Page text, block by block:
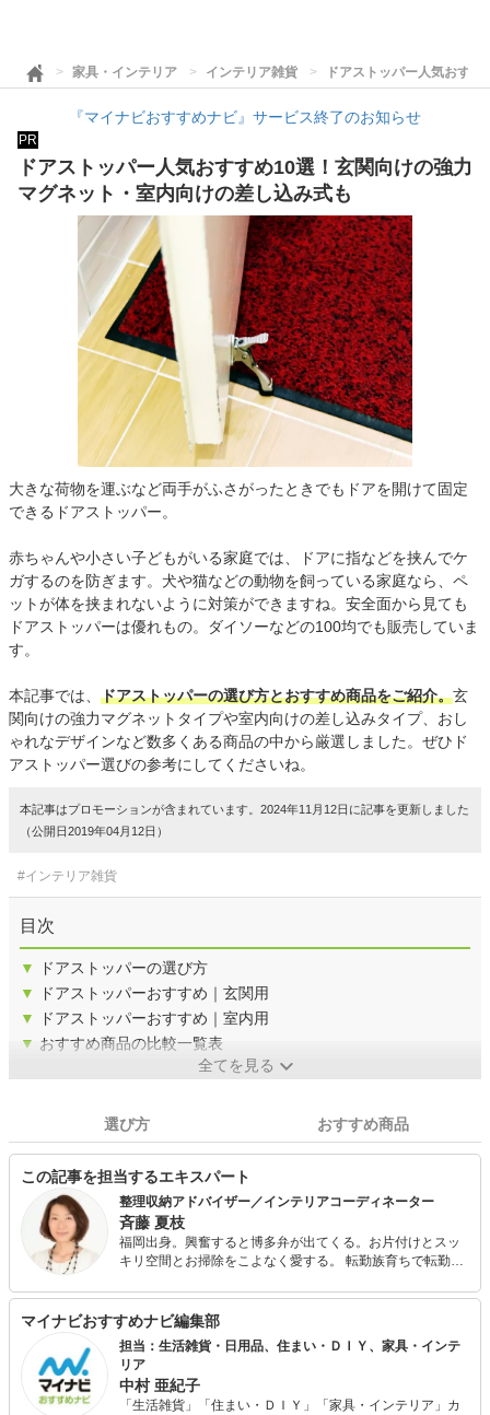
家具・インテリア インテリア雑貨 ドアストッパー人気おす
『マイナビおすすめナビ』サービス終了のお知らせ
PR
ドアストッパー人気おすすめ10選！玄関向けの強力
マグネット・室内向けの差し込み式も
大きな荷物を運ぶなど両手がふさがったときでもドアを開けて固定
できるドアストッパー。
赤ちゃんや小さい子どもがいる家庭では、ドアに指などを挟んでケ
ガするのを防ぎます。犬や猫などの動物を飼っている家庭なら、ペ
ットが体を挟まれないように対策ができますね。安全面から見ても
ドアストッパーは優れもの。ダイソーなどの100均でも販売していま
す。
本記事では、 ドアストッパーの選び方とおすすめ商品をご紹介。玄
関向けの強力マグネットタイプや室内向けの差し込みタイプ、おし
ゃれなデザインなど数多くある商品の中から厳選しました。ぜひド
アストッパー選びの参考にしてくださいね。
本記事はプロモーションが含まれています。2024年11月12日に記事を更新しました
（公開日2019年04月12日）
#インテリア雑貨
目次
▼
ドアストッパーの選び方
▼
ドアストッパーおすすめ｜玄関用
▼
ドアストッパーおすすめ｜室内用
▼ おすすめ商品の比較一覧表
全てを見る
選び方 おすすめ商品
この記事を担当するエキスパート
整理収納アドバイザー／インテリアコーディネーター
斉藤 夏枝
福岡出身。興奮すると博多弁が出てくる。お片付けとスッ
キリ空間とお掃除をこよなく愛する。 転勤族育ちで転勤族
するシンプル収納が得意。 子供が生まれてモノが爆発的に
増えてしまい、片づけられなかった経験をしてから、「片
付け」を体系的に学ぶ。片付けのやり方、仕組みを作れば
家は片付くという信念を持つ。 司会業の経験から「伝わ
る」片付けセミナーの講師や東京都内を中心としたお客様
宅での整理収納サービスをしている。
マイナビおすすめナビ編集部
担当：生活雑貨・日用品、住まい・ＤＩＹ、家具・インテ
リア
中村 亜紀子
「生活雑貨」「住まい・ＤＩＹ」「家具・インテリア」カ